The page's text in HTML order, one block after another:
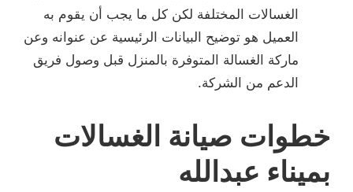
الغسالات المختلفة لكن كل ما يجب أن يقوم به
العميل هو توضيح البيانات الرئيسية عن عنوانه وعن
ماركة الغسالة المتوفرة بالمنزل قبل وصول فريق
الدعم من الشركة.
خطوات صيانة الغسالات
بميناء عبدالله